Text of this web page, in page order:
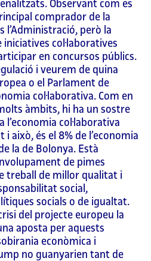
Observant com es
comprador de la
l’Administració, però la
col·laboratives
en concursos públics.
i veurem de quina
o el Parlament de
col·laborativa. Com en
àmbits, hi ha un sostre
col·laborativa
i això, és el 8% de l’economia
la de Bolonya. Està
de pimes
treball de millor qualitat i
social,
socials o de igualtat.
del projecte europeu la
aposta per aquests
econòmica i
no guanyarien tant de